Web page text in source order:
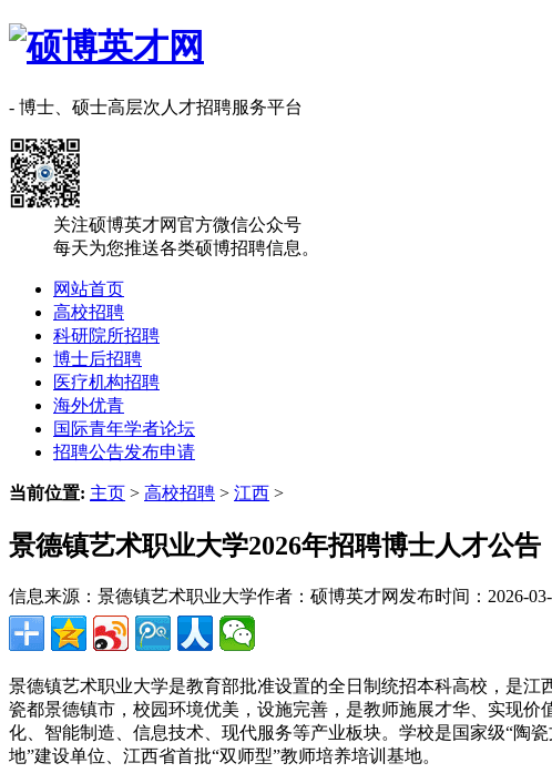
- 博士、硕士高层次人才招聘服务平台
关注硕博英才网官方微信公众号
每天为您推送各类硕博招聘信息。
网站首页
高校招聘
科研院所招聘
博士后招聘
医疗机构招聘
海外优青
国际青年学者论坛
招聘公告发布申请
当前位置: 主页 > 高校招聘 > 江西 >
景德镇艺术职业大学2026年招聘博士人才公告
信息来源：景德镇艺术职业大学作者：硕博英才网 发布时间：2026-
景德镇艺术职业大学是教育部批准设置的全日制统招本科高校，是
瓷都景德镇市，校园环境优美，设施完善，是教师施展才华、实现
化、智能制造、信息技术、现代服务等产业板块。学校是国家级“陶
地”建设单位、江西省首批“双师型”教师培养培训基地。